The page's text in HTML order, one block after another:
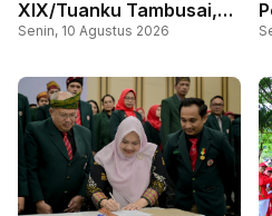
XIX/Tuanku Tambusai,
Pemkab Bengkalis
Pertahanan dan
Pembangunan
Senin, 10 Agustus 2026